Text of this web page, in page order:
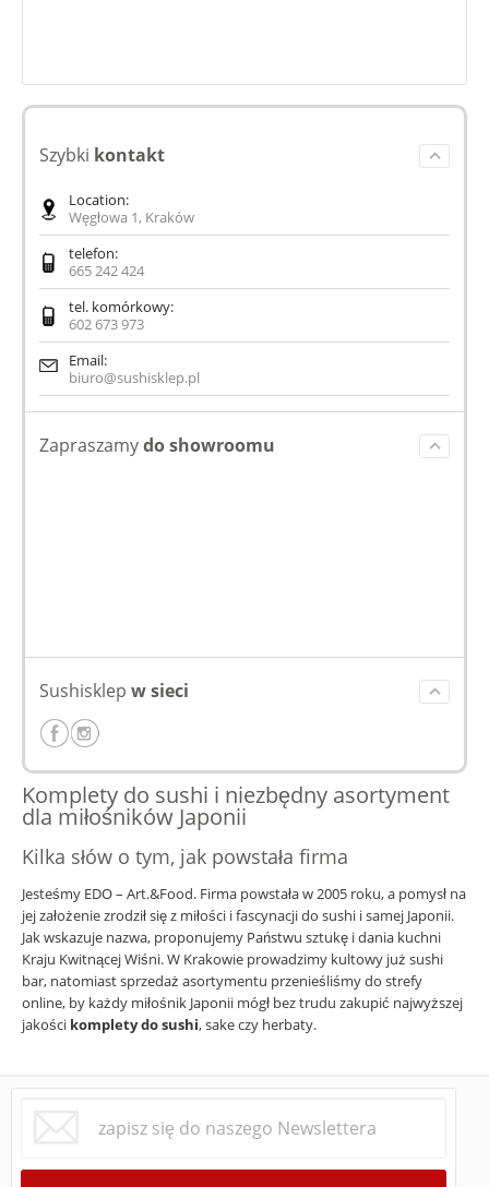
Szybki kontakt
Location:
Węgłowa 1, Kraków
telefon:
665 242 424
tel. komórkowy:
602 673 973
Email:
biuro@sushisklep.pl
Zapraszamydo showroomu
Sushisklep w sieci
Komplety do sushi i niezbędny asortyment
dla miłośników Japonii
Kilka słów o tym, jak powstała firma
Jesteśmy EDO – Art.&Food. Firma powstała w 2005 roku, a pomysł na
jej założenie zrodził się z miłości i fascynacji do sushi i samej Japonii.
Jak wskazuje nazwa, proponujemy Państwu sztukę i dania kuchni
Kraju Kwitnącej Wiśni. W Krakowie prowadzimy kultowy już sushi
bar, natomiast sprzedaż asortymentu przenieśliśmy do strefy
online, by każdy miłośnik Japonii mógł bez trudu zakupić najwyższej
jakości komplety do sushi, sake czy herbaty.